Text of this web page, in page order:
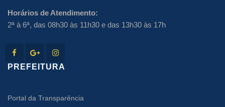
Horários de Atendimento:
2ª à 6ª, das 08h30 às 11h30 e das 13h30 às 17h
PREFEITURA
Portal da Transparência